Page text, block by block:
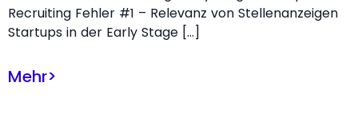
Recruiting Fehler #1 – Relevanz von Stellenanzeigen
Startups in der Early Stage […]
Mehr>